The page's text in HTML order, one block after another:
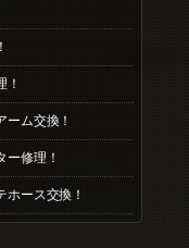
！
ム交換！
ー修理！
ース交換！